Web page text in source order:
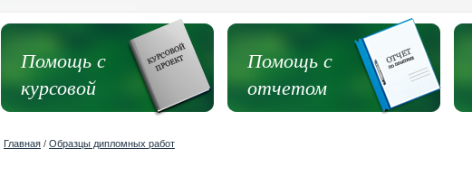
Помощь с
курсовой
Помощь с
отчетом
Главная / Образцы дипломных работ